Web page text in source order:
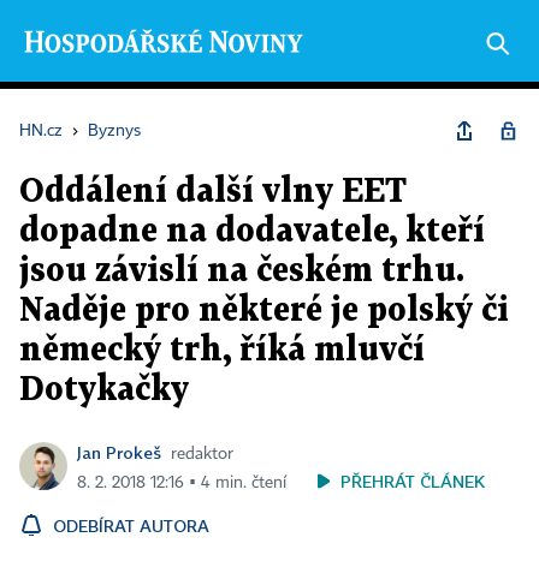
HN.cz › Byznys
Oddálení další vlny EET
dopadne na dodavatele, kteří
jsou závislí na českém trhu.
Naděje pro některé je polský či
německý trh, říká mluvčí
Dotykačky
Jan Prokeš
redaktor
8. 2. 2018 12:16 ▪ 4 min. čtení
PŘEHRÁT ČLÁNEK
ODEBÍRAT AUTORA